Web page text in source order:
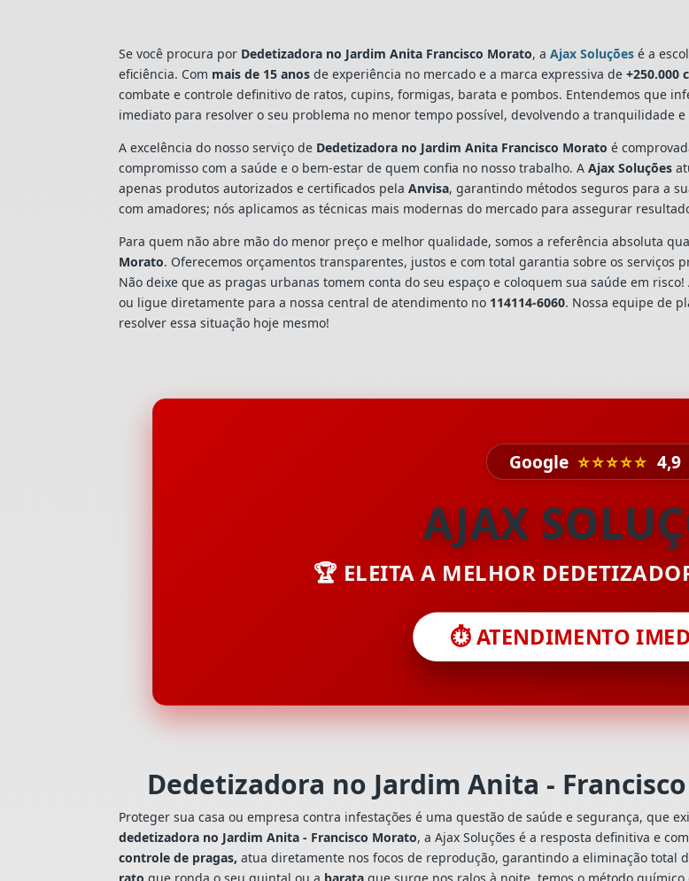
Se você procura por Dedetizadora no Jardim Anita Francisco Morato, aAjax Soluções é a
eficiência. Com mais de 15 anos de experiência no mercado e a marca expressiva de +250.000
combate e controle definitivo de ratos, cupins, formigas, barata e pombos. Entendemos que
imediato para resolver o seu problema no menor tempo possível, devolvendo a tranquilidade
A excelência do nosso serviço de Dedetizadora no Jardim Anita Francisco Morato é
compromisso com a saúde e o bem-estar de quem confia no nosso trabalho. AAjax Soluções
apenas produtos autorizados e certificados pelaAnvisa, garantindo métodos seguros para a
com amadores; nós aplicamos as técnicas mais modernas do mercado para assegurar
Para quem não abre mão do menor preço e melhor qualidade, somos a referência absoluta
Morato. Oferecemos orçamentos transparentes, justos e com total garantia sobre os serviços
Não deixe que as pragas urbanas tomem conta do seu espaço e coloquem sua saúde em risco!
ou ligue diretamente para a nossa central de atendimento no 114114-6060. Nossa equipe de
resolver essa situação hoje mesmo!
Google ⭐⭐⭐⭐⭐ 4,9
AJAX
🏆 ELEITA A MELHOR
⏱️ ATENDIMENTO
Dedetizadora no Jardim Anita -
Proteger sua casa ou empresa contra infestações é uma questão de saúde e segurança, que
dedetizadora no Jardim Anita - Francisco Morato, a Ajax Soluções é a resposta definitiva e
controle de pragas, atua diretamente nos focos de reprodução, garantindo a eliminação total